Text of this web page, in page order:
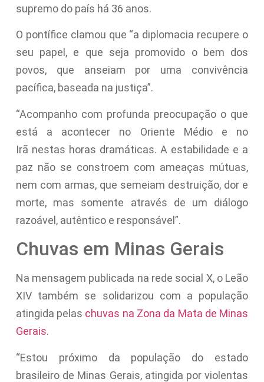
supremo do país há 36 anos.
O pontífice clamou que “a diplomacia recupere o
seu papel, e que seja promovido o bem dos
povos, que anseiam por uma convivência
pacífica, baseada na justiça”.
“Acompanho com profunda preocupação o que
está a acontecer no Oriente Médio e no
Irã nestas horas dramáticas. A estabilidade e a
paz não se constroem com ameaças mútuas,
nem com armas, que semeiam destruição, dor e
morte, mas somente através de um diálogo
razoável, autêntico e responsável”.
Chuvas em Minas Gerais
Na mensagem publicada na rede social X, o Leão
XIV também se solidarizou com a população
atingida pelas chuvas na Zona da Mata de Minas
Gerais.
“Estou próximo da população do estado
brasileiro de Minas Gerais, atingida por violentas